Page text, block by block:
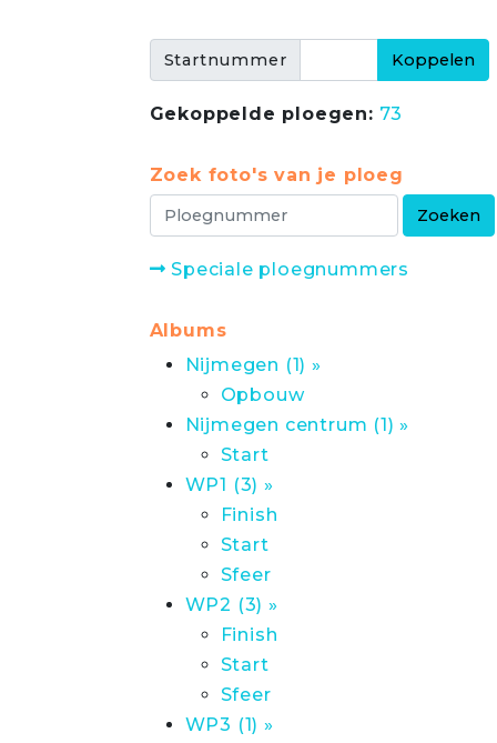
Startnummer
Gekoppelde ploegen: 73
Zoek foto's van je ploeg
Speciale ploegnummers
Albums
Nijmegen (1) »
Opbouw
Nijmegen centrum (1) »
Start
WP1 (3) »
Finish
Start
Sfeer
WP2 (3) »
Finish
Start
Sfeer
WP3 (1) »